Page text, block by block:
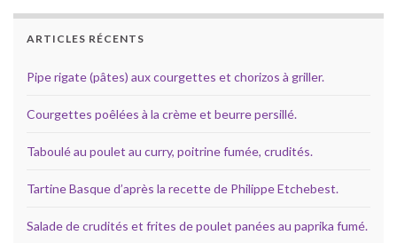
ARTICLES RÉCENTS
Pipe rigate (pâtes) aux courgettes et chorizos à griller.
Courgettes poêlées à la crème et beurre persillé.
Taboulé au poulet au curry, poitrine fumée, crudités.
Tartine Basque d’après la recette de Philippe Etchebest.
Salade de crudités et frites de poulet panées au paprika fumé.